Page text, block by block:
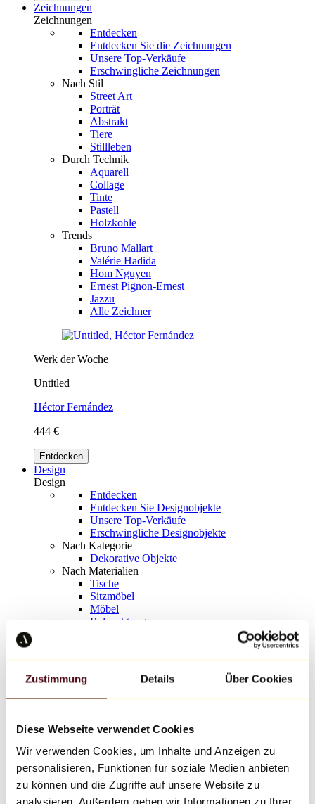
Zustimmung Details Über Cookies
Diese Webseite verwendet Cookies
Wir verwenden Cookies, um Inhalte und Anzeigen zu
personalisieren, Funktionen für soziale Medien anbieten
zu können und die Zugriffe auf unsere Website zu
analysieren. Außerdem geben wir Informationen zu Ihrer
Zeichnungen
Zeichnungen
Entdecken
Entdecken Sie die Zeichnungen
Unsere Top-Verkäufe
Erschwingliche Zeichnungen
Nach Stil
Street Art
Porträt
Abstrakt
Tiere
Stillleben
Durch Technik
Aquarell
Collage
Tinte
Pastell
Holzkohle
Trends
Bruno Mallart
Valérie Hadida
Hom Nguyen
Ernest Pignon-Ernest
Jazzu
Alle Zeichner
Werk der Woche
Untitled
Héctor Fernández
444 €
Entdecken
Design
Design
Entdecken
Entdecken Sie Designobjekte
Unsere Top-Verkäufe
Erschwingliche Designobjekte
Nach Kategorie
Dekorative Objekte
Nach Materialien
Tische
Sitzmöbel
Möbel
Beleuchtung
Richard Orlinski
Keith Haring
Jeff Koons
Jean-Michel Basquiat
Alle Designer
Werk der Woche